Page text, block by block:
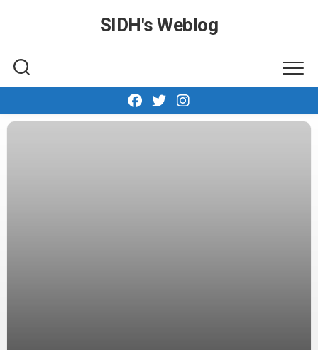
SIDH′s Weblog